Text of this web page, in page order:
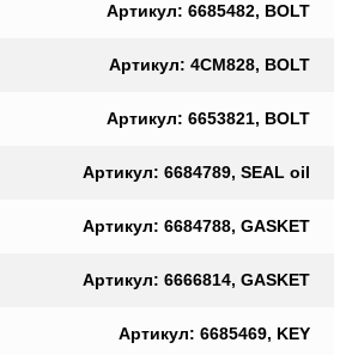
Артикул: 6685482, BOLT
Артикул: 4CM828, BOLT
Артикул: 6653821, BOLT
Артикул: 6684789, SEAL oil
Артикул: 6684788, GASKET
Артикул: 6666814, GASKET
Артикул: 6685469, KEY